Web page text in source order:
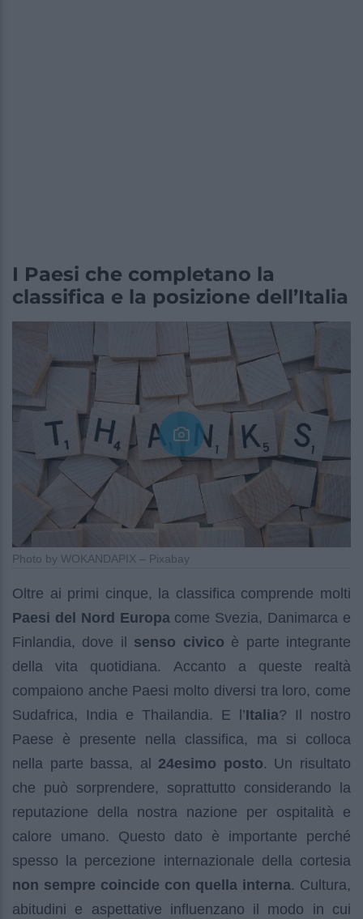
I Paesi che completano la
classifica e la posizione dell’Italia
Photo by WOKANDAPIX – Pixabay
Oltre ai primi cinque, la classifica comprende molti
Paesi del Nord Europacome Svezia, Danimarca e
Finlandia, dove il senso civico è parte integrante
della vita quotidiana. Accanto a queste realtà
compaiono anche Paesi molto diversi tra loro, come
Sudafrica, India e Thailandia. E l’Italia? Il nostro
Paese è presente nella classifica, ma si colloca
nella parte bassa, al 24esimo posto. Un risultato
che può sorprendere, soprattutto considerando la
reputazione della nostra nazione per ospitalità e
calore umano. Questo dato è importante perché
spesso la percezione internazionale della cortesia
non sempre coincide con quella interna. Cultura,
abitudini e aspettative influenzano il modo in cui